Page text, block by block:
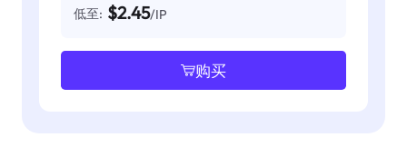
低至: $2.45/IP
购买